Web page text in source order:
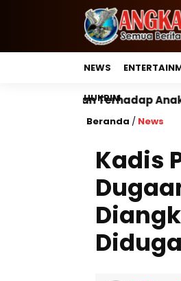
NEWS
HUKRIM
Anak Tembus 21.000
Beranda / News
Kadis